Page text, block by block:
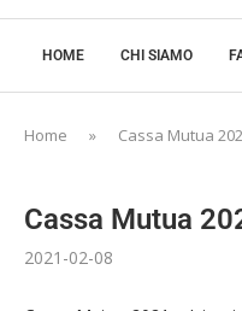
HOME CHI SIAMO
Home » Cassa Mutua
Cassa Mutua
2021-02-08